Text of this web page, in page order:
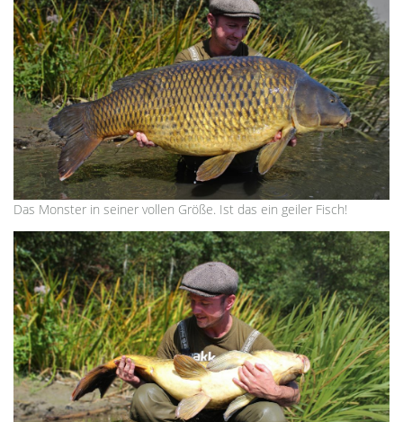
Das Monster in seiner vollen Größe. Ist das ein geiler Fisch!